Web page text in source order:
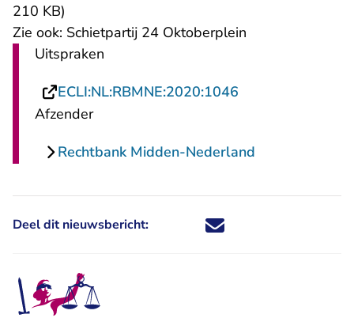
210 KB)
Zie ook: Schietpartij 24 Oktoberplein
Uitspraken
ECLI:NL:RBMNE:2020:1046
Afzender
Rechtbank Midden-Nederland
Deel dit nieuwsbericht: Deel dit nieuwsbericht via X -
Deel dit nieuwsbericht via
Deel dit nieuwsbericht
Deel dit